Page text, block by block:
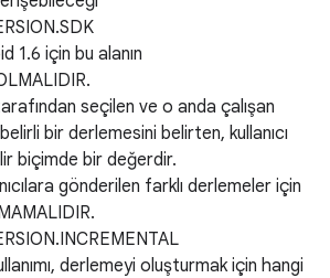
1.6 için bu alanın
seçilen ve o anda çalışan
bir derlemesini belirten, kullanıcı
biçimde bir değerdir.
gönderilen farklı derlemeler için
derlemeyi oluşturmak için hangi